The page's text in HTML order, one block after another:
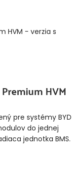
HVM
pre systémy BYD
do jednej
jednotka BMS.